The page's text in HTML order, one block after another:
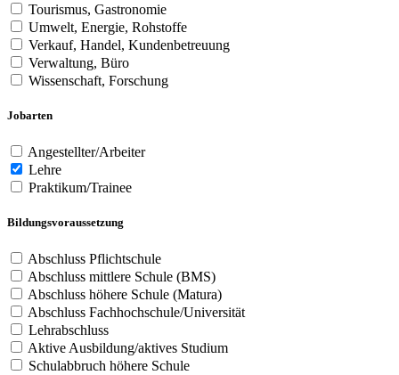
Tourismus, Gastronomie
Umwelt, Energie, Rohstoffe
Verkauf, Handel, Kundenbetreuung
Verwaltung, Büro
Wissenschaft, Forschung
Jobarten
Angestellter/Arbeiter
Lehre
Praktikum/Trainee
Bildungsvoraussetzung
Abschluss Pflichtschule
Abschluss mittlere Schule (BMS)
Abschluss höhere Schule (Matura)
Abschluss Fachhochschule/Universität
Lehrabschluss
Aktive Ausbildung/aktives Studium
Schulabbruch höhere Schule